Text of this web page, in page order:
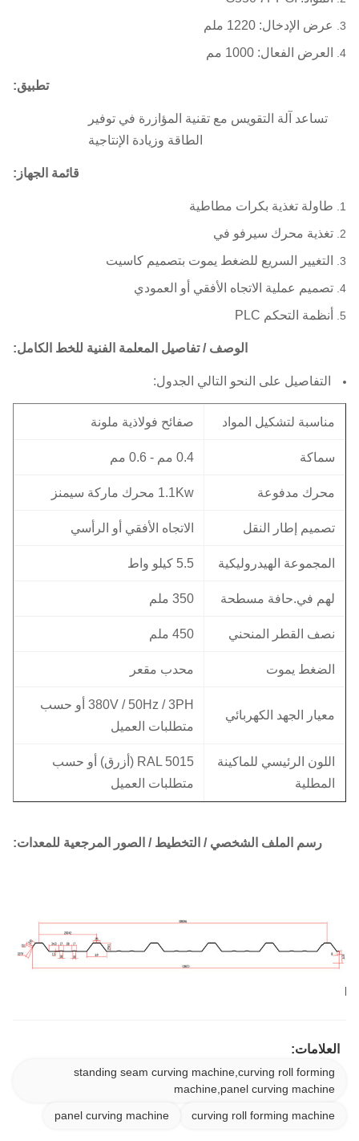
عرض الإدخال: 1220 ملم
العرض الفعال: 1000 مم
تطبيق:
تساعد آلة التقويس مع تقنية المؤازرة في توفير
الطاقة وزيادة الإنتاجية
قائمة الجهاز:
طاولة تغذية بكرات مطاطية
تغذية محرك سيرفو في
التغيير السريع للضغط يموت بتصميم كاسيت
تصميم عملية الاتجاه الأفقي أو العمودي
أنظمة التحكم PLC
الوصف / تفاصيل المعلمة الفنية للخط الكامل:
التفاصيل على النحو التالي الجدول:
مناسبة لتشكيل المواد صفائح فولاذية ملونة
سماكة 0.4 مم - 0.6 مم
محرك مدفوعة 1.1Kw محرك ماركة سيمنز
تصميم إطار النقل الاتجاه الأفقي أو الرأسي
المجموعة الهيدروليكية 5.5 كيلو واط
لهم في.حافة مسطحة 350 ملم
نصف القطر المنحني 450 ملم
الضغط يموت محدب مقعر
معيار الجهد الكهربائي
380V / 50Hz / 3PH أو حسب
متطلبات العميل
اللون الرئيسي للماكينة
المطلية
RAL 5015 (أزرق) أو حسب
متطلبات العميل
رسم الملف الشخصي / التخطيط / الصور المرجعية للمعدات:
العلامات:
standing seam curving machine,curving roll forming
machine,panel curving machine
curving roll forming machine
panel curving machine